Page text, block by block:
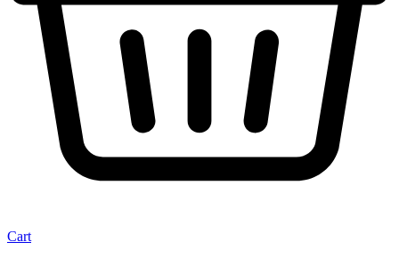
Cart